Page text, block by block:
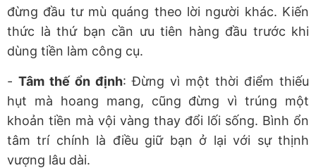
đừng đầu tư mù quáng theo lời người khác. Kiến
thức là thứ bạn cần ưu tiên hàng đầu trước khi
dùng tiền làm công cụ.
- Tâm thế ổn định: Đừng vì một thời điểm thiếu
hụt mà hoang mang, cũng đừng vì trúng một
khoản tiền mà vội vàng thay đổi lối sống. Bình ổn
tâm trí chính là điều giữ bạn ở lại với sự thịnh
vượng lâu dài.